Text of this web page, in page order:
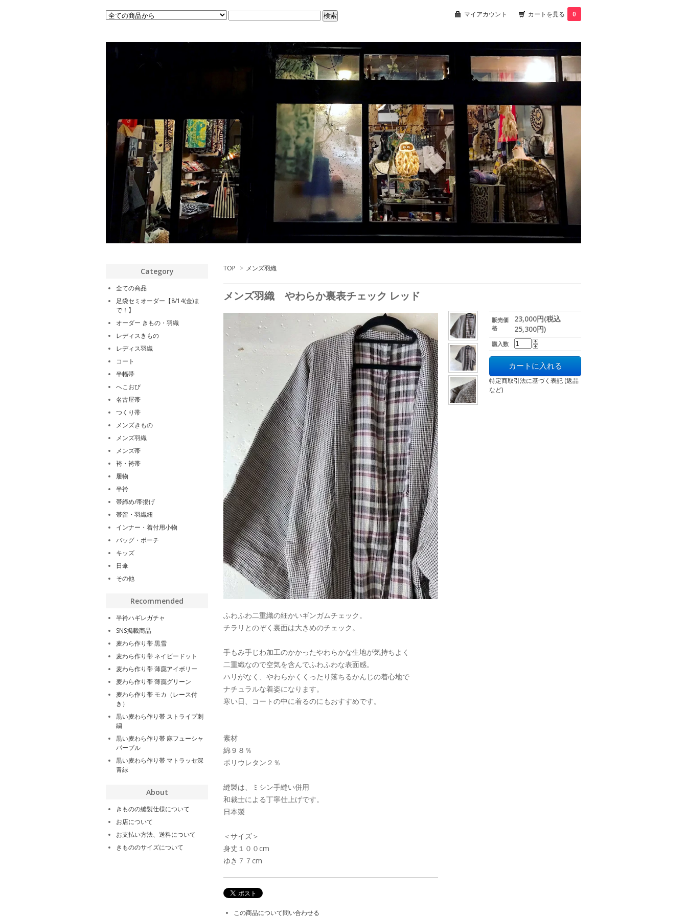
マイアカウント カートを見る 0
TOP > メンズ羽織
メンズ羽織 やわらか裏表チェック レッド
販売価
格
23,000円(税込
25,300円)
購入数
特定商取引法に基づく表記 (返品
など)
ふわふわ二重織の細かいギンガムチェック。
チラリとのぞく裏面は大きめのチェック。
手もみ手じわ加工のかかったやわらかな生地が気持ちよく
二重織なので空気を含んでふわふわな表面感。
ハリがなく、やわらかくくったり落ちるかんじの着心地で
ナチュラルな着姿になります。
寒い日、コートの中に着るのにもおすすめです。
素材
綿９８％
ポリウレタン２％
縫製は、ミシン手縫い併用
和裁士による丁寧仕上げです。
日本製
＜サイズ＞
身丈１００cm
ゆき７７cm
この商品について問い合わせる
Category
全ての商品
足袋セミオーダー【8/14(金)ま
で！】
オーダー きもの・羽織
レディスきもの
レディス羽織
コート
半幅帯
へこおび
名古屋帯
つくり帯
メンズきもの
メンズ羽織
メンズ帯
袴・袴帯
履物
半衿
帯締め/帯揚げ
帯留・羽織紐
インナー・着付用小物
バッグ・ポーチ
キッズ
日傘
その他
Recommended
半衿ハギレガチャ
SNS掲載商品
麦わら作り帯 黒雪
麦わら作り帯 ネイビードット
麦わら作り帯 薄靄アイボリー
麦わら作り帯 薄靄グリーン
麦わら作り帯 モカ（レース付
き）
黒い麦わら作り帯 ストライプ刺
繍
黒い麦わら作り帯 麻フューシャ
パープル
黒い麦わら作り帯 マトラッセ深
青緑
About
きものの縫製仕様について
お店について
お支払い方法、送料について
きもののサイズについて